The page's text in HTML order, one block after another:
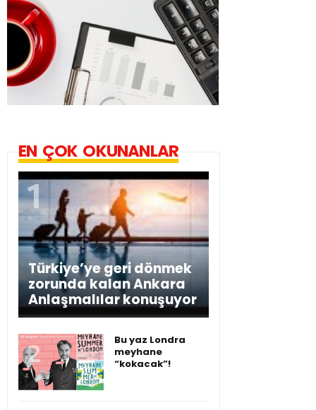
EN ÇOK OKUNANLAR
Türkiye’ye geri dönmek
zorunda kalan Ankara
Anlaşmalılar konuşuyor
Bu yaz Londra
meyhane
“kokacak”!